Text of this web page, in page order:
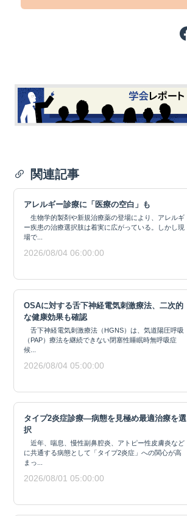
関連記事
アレルギー診療に「医療の空白」も
生物学的製剤や新規治療薬の登場により、アレルギ
ー疾患の治療選択肢は着実に広がっている。しかし現
場で...
2026/08/04 06:00:00
OSAに対する舌下神経電気刺激療法、二次的
な健康効果も確認
舌下神経電気刺激療法（HGNS）は、気道陽圧呼吸
（PAP）療法を継続できない閉塞性睡眠時無呼吸症
候...
2026/08/04 05:00:00
タイプ2炎症診療―病態を見極め最適治療を選
択
近年、喘息、慢性副鼻腔炎、アトピー性皮膚炎など
に共通する病態として「タイプ2炎症」への関心が高
まっ...
2026/08/01 05:00:00